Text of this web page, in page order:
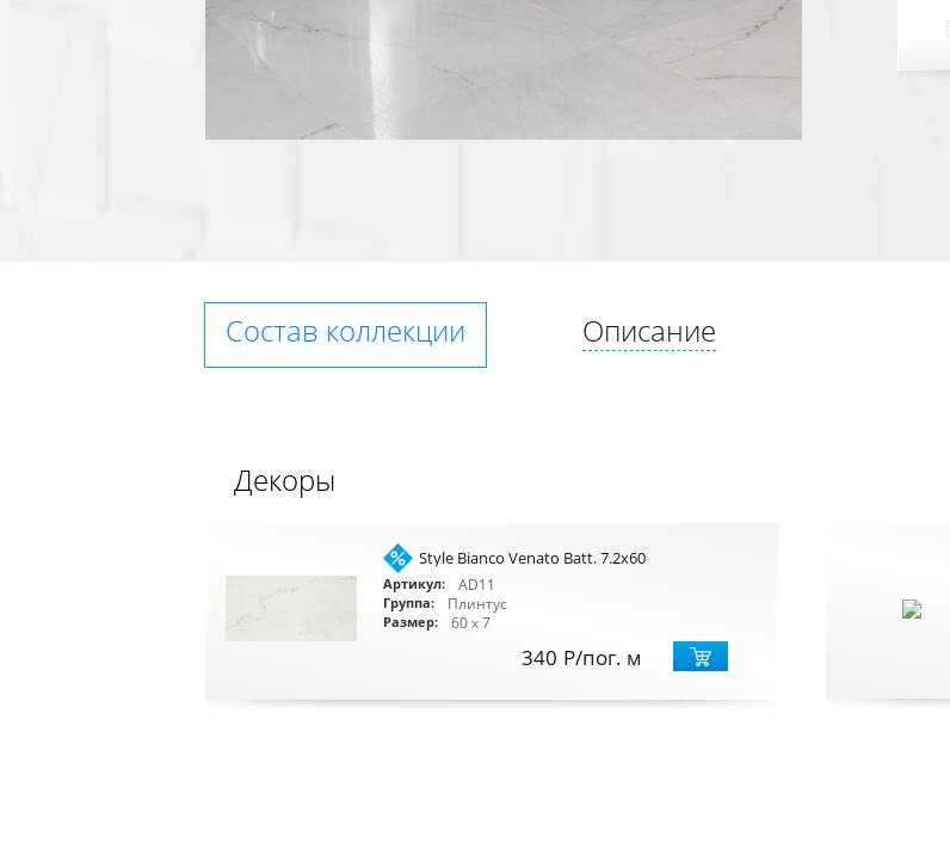
Состав коллекции Описание
Декоры
Style Bianco Venato Batt. 7.2x60
Артикул: AD11
Группа: Плинтус
Размер: 60 x 7
340 Р/пог. м